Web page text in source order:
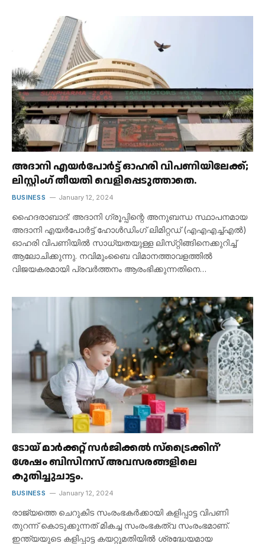
അദാനി എയർപോർട്ട് ഓഹരി വിപണിയിലേക്ക്;
ലിസ്റ്റിംഗ് തീയതി വെളിപ്പെടുത്താതെ.
BUSINESS January 12, 2024
ഹൈദരാബാദ്: അദാനി ഗ്രൂപ്പിന്റെ അനുബന്ധ സ്ഥാപനമായ
അദാനി എയർപോർട്ട് ഹോൾഡിംഗ് ലിമിറ്റഡ് (എഎഎച്ച്എൽ)
ഓഹരി വിപണിയിൽ സാധ്യതയുള്ള ലിസ്‌റ്റിങ്ങിനെക്കുറിച്ച്
ആലോചിക്കുന്നു. നവിമുംബൈ വിമാനത്താവളത്തിൽ
വിജയകരമായി പ്രവർത്തനം ആരംഭിക്കുന്നതിനെ…
ടോയ് മാർക്കറ്റ് സർജിക്കൽ സ്ട്രൈക്കിന്’
ശേഷം ബിസിനസ് അവസരങ്ങളിലെ
കുതിച്ചുചാട്ടം.
BUSINESS January 12, 2024
രാജ്യത്തെ ചെറുകിട സംരംഭകർക്കായി കളിപ്പാട്ട വിപണി
തുറന്ന് കൊടുക്കുന്നത് മികച്ച സംരംഭകത്വ സംരംഭമാണ്.
ഇന്ത്യയുടെ കളിപ്പാട്ട കയറ്റുമതിയിൽ ശ്രദ്ധേയമായ